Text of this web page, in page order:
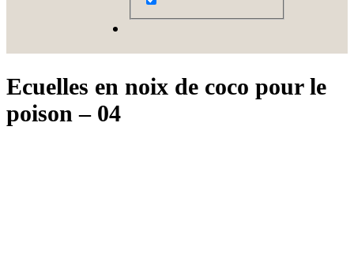
Ecuelles en noix de coco pour le
poison – 04